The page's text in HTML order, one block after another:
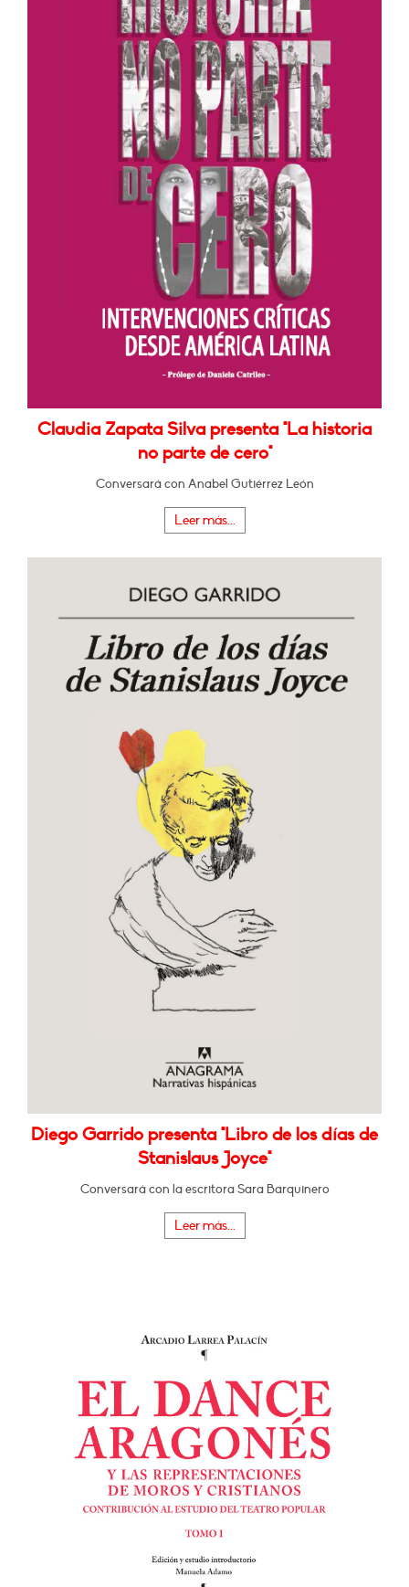
Claudia Zapata Silva presenta "La historia
no parte de cero"
Conversará con Anabel Gutiérrez León
Leer más...
Diego Garrido presenta "Libro de los días de
Stanislaus Joyce"
Conversará con la escritora Sara Barquinero
Leer más...